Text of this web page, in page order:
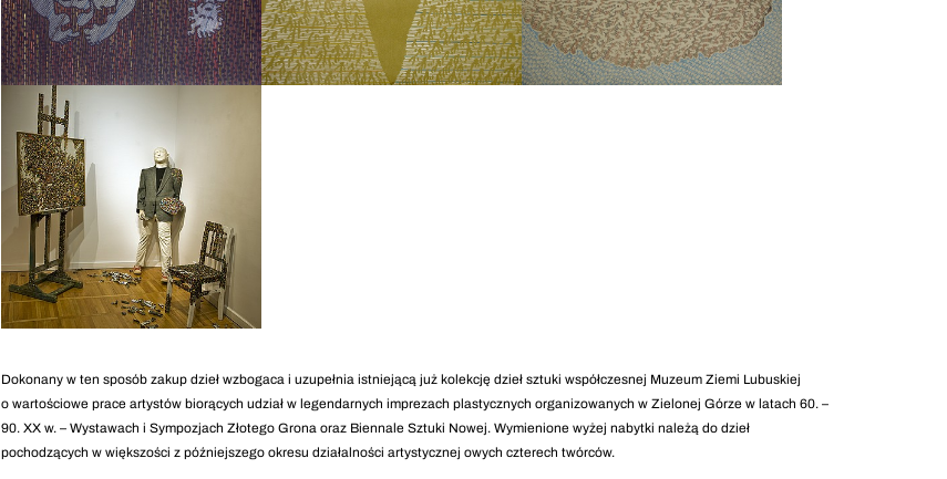
Dokonany w ten sposób zakup dzieł wzbogaca i uzupełnia istniejącą już kolekcję dzieł sztuki współczesnej Muzeum Ziemi Lubuskiej
o wartościowe prace artystów biorących udział w legendarnych imprezach plastycznych organizowanych w Zielonej Górze w latach 60. –
90. XX w. – Wystawach i Sympozjach Złotego Grona oraz Biennale Sztuki Nowej. Wymienione wyżej nabytki należą do dzieł
pochodzących w większości z późniejszego okresu działalności artystycznej owych czterech twórców.